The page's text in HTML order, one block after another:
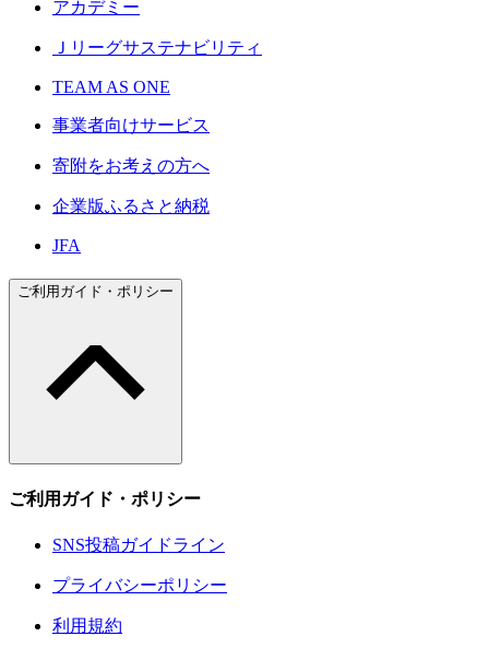
アカデミー
Ｊリーグサステナビリティ
TEAM AS ONE
事業者向けサービス
寄附をお考えの方へ
企業版ふるさと納税
JFA
ご利用ガイド・ポリシー
ご利用ガイド・ポリシー
SNS投稿ガイドライン
プライバシーポリシー
利用規約